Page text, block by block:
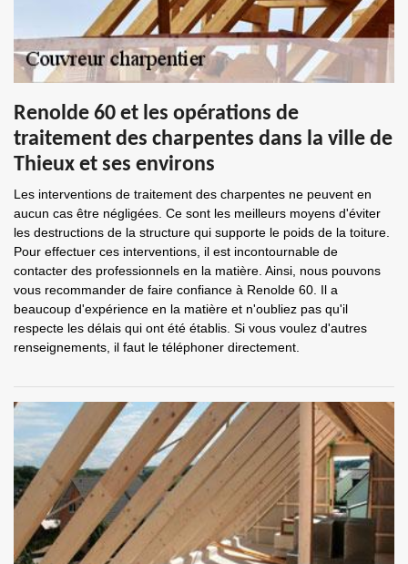
Renolde 60 et les opérations de
traitement des charpentes dans la ville de
Thieux et ses environs
Les interventions de traitement des charpentes ne peuvent en
aucun cas être négligées. Ce sont les meilleurs moyens d'éviter
les destructions de la structure qui supporte le poids de la toiture.
Pour effectuer ces interventions, il est incontournable de
contacter des professionnels en la matière. Ainsi, nous pouvons
vous recommander de faire confiance à Renolde 60. Il a
beaucoup d'expérience en la matière et n'oubliez pas qu'il
respecte les délais qui ont été établis. Si vous voulez d'autres
renseignements, il faut le téléphoner directement.